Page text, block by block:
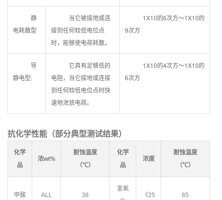
静
电耗散型
当它被接地或连
接到任何较低电位点
时，能够使电荷耗散。
1X10的6次方～1X10的
9次方
导
静电型:
它具有足够低的
电阻，当它接地或连接
到任何较低电位点时快
速地泄放电荷。
1X10的4次方～1X10的
6次方
抗化学性能（部分典型测试结果）
化学
品
浓wt%
耐蚀温度
（℃）
化学
品
浓度
耐蚀温度
（℃）
甲酸 ALL 38
氢氧
《25 65